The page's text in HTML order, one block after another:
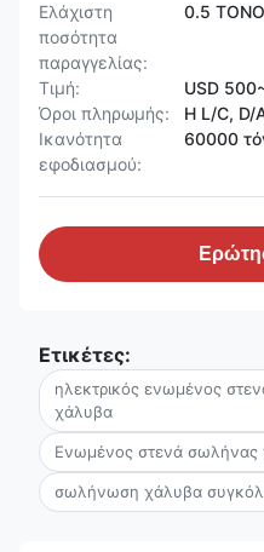
Ελάχιστη
ποσότητα
παραγγελίας:
0.5
Τιμή:
USD
Όροι πληρωμής:
Η L/C, D/
Ικανότητα
εφοδιασμού:
60000
Ετικέτες:
ηλεκτρικός ενωμένος
χάλυβα
Ενωμένος στενά σωλήνας
σωλήνωση χάλυβα